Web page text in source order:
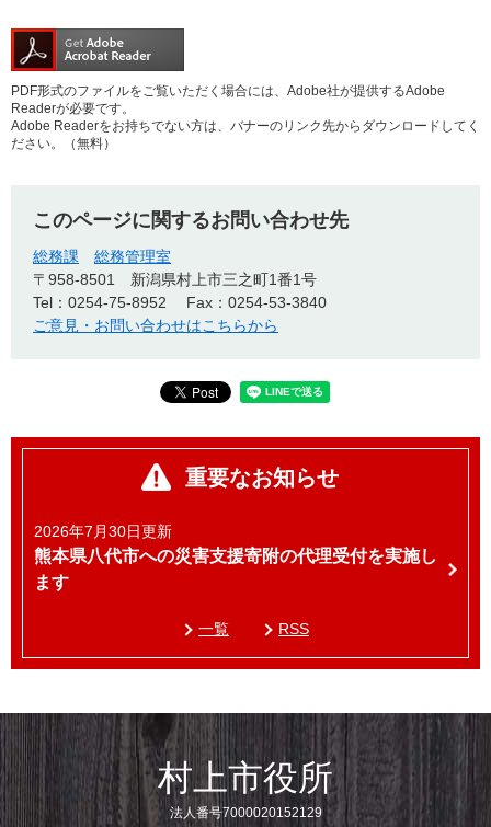
PDF形式のファイルをご覧いただく場合には、Adobe社が提供するAdobe
Readerが必要です。
Adobe Readerをお持ちでない方は、バナーのリンク先からダウンロードしてく
ださい。（無料）
このページに関するお問い合わせ先
総務課
総務管理室
〒958-8501
新潟県村上市三之町1番1号
Tel：0254-75-8952
Fax：0254-53-3840
ご意見・お問い合わせはこちらから
重要なお知らせ
2026年7月30日更新
熊本県八代市への災害支援寄附の代理受付を実施し
ます
一覧 RSS
村上市役所
法人番号7000020152129